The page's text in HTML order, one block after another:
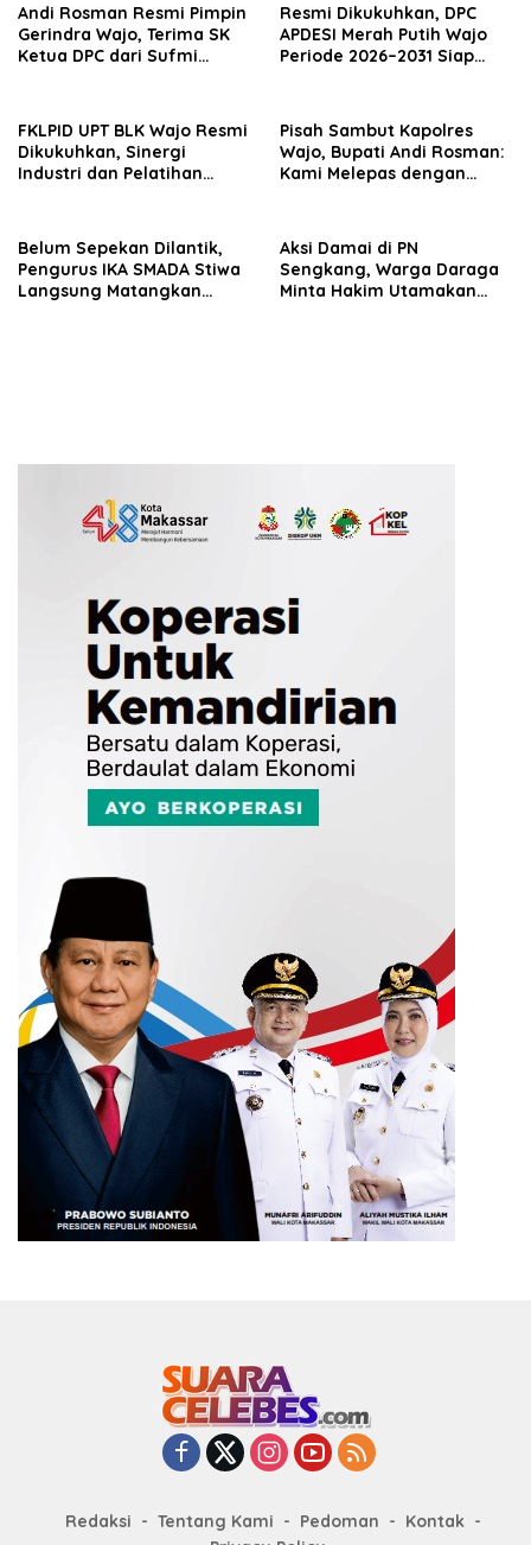
Andi Rosman Resmi Pimpin
Gerindra Wajo, Terima SK
Ketua DPC dari Sufmi
Resmi Dikukuhkan, DPC
APDESI Merah Putih Wajo
Periode 2026–2031 Siap
Putih
FKLPID UPT BLK Wajo Resmi
Dikukuhkan, Sinergi
Industri dan Pelatihan
Pisah Sambut Kapolres
Wajo, Bupati Andi Rosman:
Kami Melepas dengan
Belum Sepekan Dilantik,
Pengurus IKA SMADA Stiwa
Langsung Matangkan
Aksi Damai di PN
Sengkang, Warga Daraga
Minta Hakim Utamakan
Redaksi Tentang Kami Pedoman
Kontak